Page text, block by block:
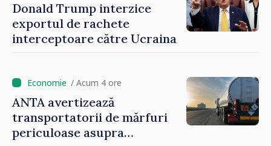
Donald Trump interzice
exportul de rachete
interceptoare către Ucraina
/ Acum 4 ore
ANTA avertizează
transportatorii de mărfuri
periculoase asupra